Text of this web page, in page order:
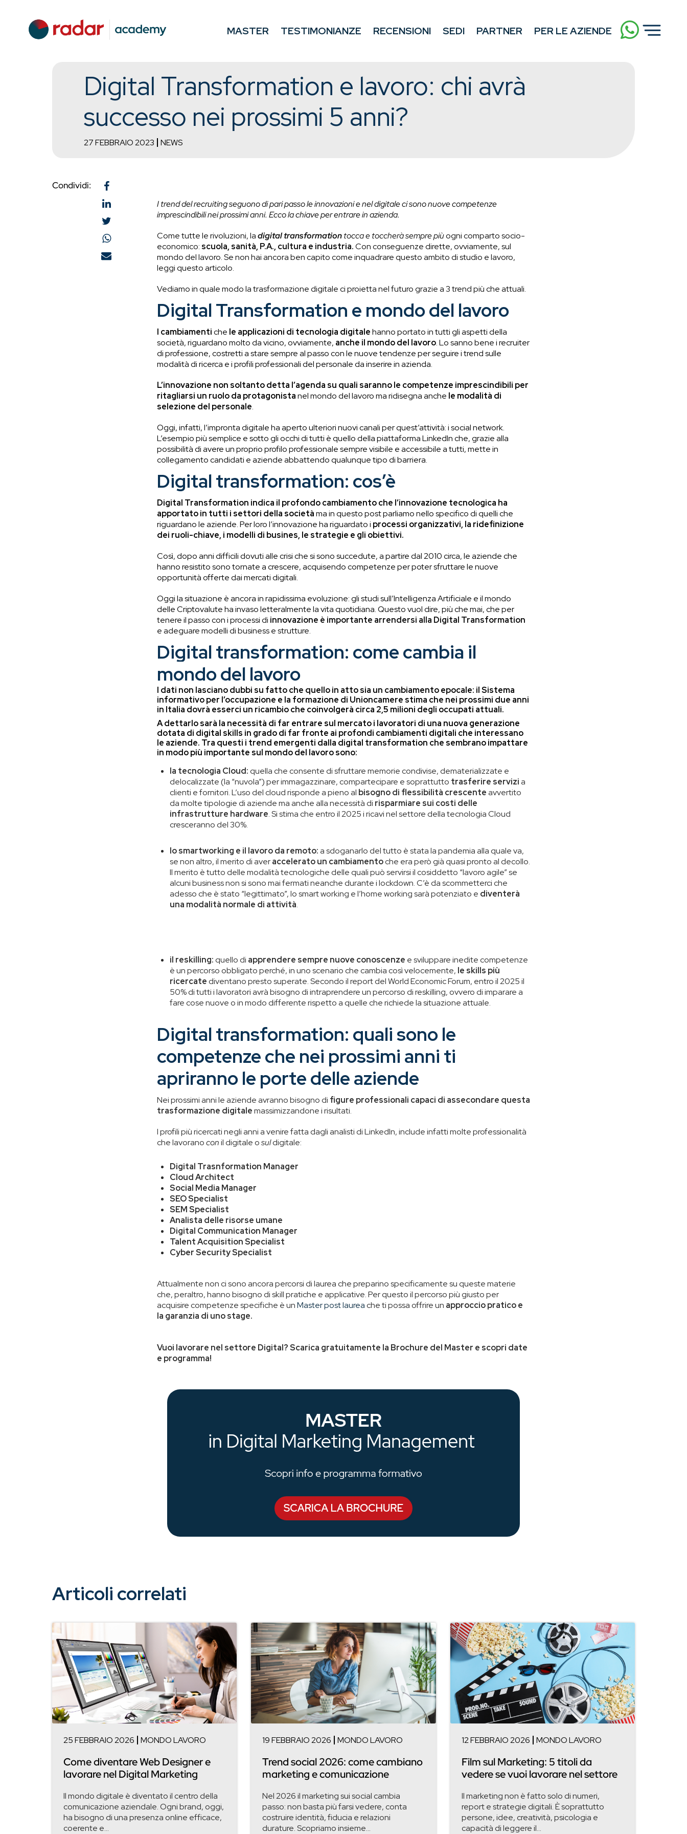
MASTER TESTIMONIANZE RECENSIONI SEDI PARTNER PER LE AZIENDE
Digital Transformation e lavoro: chi avrà
successo nei prossimi 5 anni?
27 FEBBRAIO 2023 NEWS
I trend del recruiting seguono di pari passo le innovazioni e nel digitale ci sono nuove competenze
imprescindibili nei prossimi anni. Ecco la chiave per entrare in azienda.
Come tutte le rivoluzioni, ladigital transformationtocca e toccherà sempre piùogni comparto socio-
economico: scuola, sanità, P.A., cultura e industria.Con conseguenze dirette, ovviamente, sul
mondo del lavoro. Se non hai ancora ben capito come inquadrare questo ambito di studio e lavoro,
leggi questo articolo.
Vediamo in quale modo la trasformazione digitale ci proietta nel futuro grazie a 3 trend più che attuali.
Digital Transformation e mondo del lavoro
I cambiamentiche le applicazioni di tecnologia digitalehanno portato in tutti gli aspetti della
società, riguardano molto da vicino, ovviamente, anche il mondo del lavoro. Lo sanno bene i recruiter
di professione, costretti a stare sempre al passo con le nuove tendenze per seguire i trend sulle
modalità di ricerca e i profili professionali del personale da inserire in azienda.
L’innovazione non soltanto detta l’agenda su quali saranno le competenze imprescindibili per
ritagliarsi un ruolo da protagonistanel mondo del lavoro ma ridisegna anche le modalità di
selezione del personale.
Oggi, infatti, l’impronta digitale ha aperto ulteriori nuovi canali per quest’attività: i social network.
L’esempio più semplice e sotto gli occhi di tutti è quello della piattaforma LinkedIn che, grazie alla
possibilità di avere un proprio profilo professionale sempre visibile e accessibile a tutti,mette in
collegamento candidati e aziende abbattendo qualunque tipo di barriera.
Digital transformation: cos’è
Digital Transformation indica il profondo cambiamento che l’innovazione tecnologica ha
apportato in tutti i settori della societàma in questo post parliamo nello specifico di quelli che
riguardano le aziende. Per loro l’innovazione ha riguardato i processi organizzativi, la ridefinizione
dei ruoli-chiave, i modelli di busines, le strategie e gli obiettivi.
Così, dopo anni difficili dovuti alle crisi che si sono succedute, a partire dal 2010 circa, le aziende che
hanno resistito sono tornate a crescere, acquisendo competenze per poter sfruttare le nuove
opportunità offerte dai mercati digitali.
Oggi la situazione è ancora in rapidissima evoluzione: gli studi sull’Intelligenza Artificiale e il mondo
delle Criptovalute ha invaso letteralmente la vita quotidiana. Questo vuol dire, più che mai, che per
tenere il passo con i processi di innovazione è importante arrendersi alla Digital Transformation
e adeguare modelli di business e strutture.
Digital transformation: come cambia il
mondo del lavoro
I dati non lasciano dubbi su fatto che quello in atto sia un cambiamento epocale: il Sistema
informativo per l’occupazione e la formazione di Unioncamere stima che nei prossimi due anni
in Italia dovrà esserci un ricambio che coinvolgerà circa 2,5 milioni degli occupati attuali.
A dettarlo sarà la necessità di far entrare sul mercato i lavoratori di una nuova generazione
dotata di digital skills in grado di far fronte ai profondi cambiamenti digitali che interessano
le aziende. Tra questi i trend emergenti dalla digital transformation che sembrano impattare
in modo più importante sul mondo del lavoro sono:
la tecnologia Cloud: quella che consente di sfruttare memorie condivise, dematerializzate e
delocalizzate (la “nuvola”) per immagazzinare, compartecipare e soprattutto trasferire servizia
clienti e fornitori. L’uso del cloud risponde a pieno al bisogno di flessibilità crescenteavvertito
da molte tipologie di aziende ma anche alla necessità di risparmiare sui costi delle
infrastrutture hardware. Si stima che entro il 2025 i ricavi nel settore della tecnologia Cloud
cresceranno del 30%.
lo smartworking e il lavoro da remoto:a sdoganarlo del tutto è stata la pandemia alla quale va,
se non altro, il merito di averaccelerato un cambiamentoche era però già quasi pronto al decollo.
Il merito è tutto delle modalità tecnologiche delle quali può servirsi il cosiddetto “lavoro agile” se
alcuni business non si sono mai fermati neanche durante i lockdown. C’è da scommetterci che
adesso che è stato “legittimato”, lo smart working e l’home working sarà potenziato e diventerà
una modalità normale di attività.
il reskilling: quello di apprendere sempre nuove conoscenze e sviluppare inedite competenze
è un percorso obbligato perché, in uno scenario che cambia così velocemente, le skills più
ricercate diventano presto superate. Secondo il report del World Economic Forum, entro il 2025 il
50% di tutti i lavoratori avrà bisogno di intraprendere un percorso di reskilling, ovvero di imparare a
fare cose nuove o in modo differente rispetto a quelle che richiede la situazione attuale.
Digital transformation: quali sono le
competenze che nei prossimi anni ti
apriranno le porte delle aziende
Nei prossimi anni le aziende avranno bisogno di figure professionali capaci di assecondare questa
trasformazione digitalemassimizzandone i risultati.
I profili più ricercati negli anni a venire fatta dagli analisti di LinkedIn, include infatti molte professionalità
che lavoranoconil digitale osuldigitale:
Digital Trasnformation Manager
Cloud Architect
Social Media Manager
SEO Specialist
SEM Specialist
Analista delle risorse umane
Digital Communication Manager
Talent Acquisition Specialist
Cyber Security Specialist
Attualmente non ci sono ancora percorsi di laurea che preparino specificamente su queste materie
che, peraltro, hanno bisogno di skill pratiche e applicative. Per questo il percorso più giusto per
acquisire competenze specifiche è unMaster post laureache ti possa offrire un approccio pratico e
la garanzia di uno stage.
Vuoi lavorare nel settore Digital? Scarica gratuitamente la Brochure del Master e scopri date
e programma!
Condividi:
Articoli correlati
25 FEBBRAIO 2026 MONDO LAVORO
Come diventare Web Designer e
lavorare nel Digital Marketing
Il mondo digitale è diventato il centro della
comunicazione aziendale. Ogni brand, oggi,
ha bisogno di una presenza online efficace,
coerente e...
19 FEBBRAIO 2026 MONDO LAVORO
Trend social 2026: come cambiano
marketing e comunicazione
Nel 2026 il marketing sui social cambia
passo: non basta più farsi vedere, conta
costruire identità, fiducia e relazioni
durature. Scopriamo insieme...
12 FEBBRAIO 2026 MONDO LAVORO
Film sul Marketing: 5 titoli da
vedere se vuoi lavorare nel settore
Il marketing non è fatto solo di numeri,
report e strategie digitali. È soprattutto
persone, idee, creatività, psicologia e
capacità di leggere il...